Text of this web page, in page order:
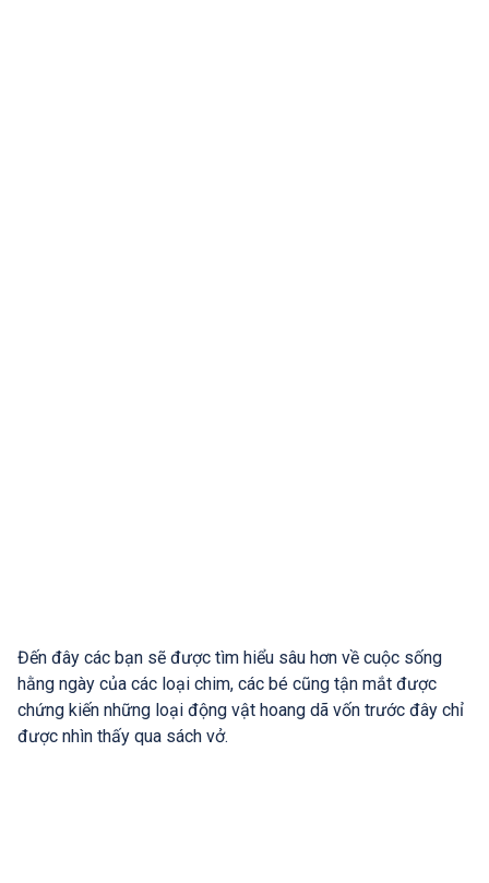
Đến đây các bạn sẽ được tìm hiểu sâu hơn về cuộc sống
hằng ngày của các loại chim, các bé cũng tận mắt được
chứng kiến những loại động vật hoang dã vốn trước đây chỉ
được nhìn thấy qua sách vở.